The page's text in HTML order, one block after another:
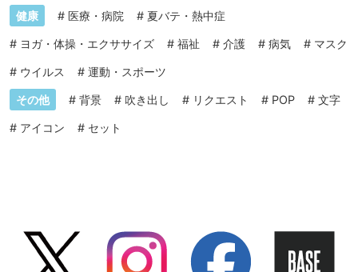
健康 # 医療・病院 # 夏バテ・熱中症
# ヨガ・体操・エクササイズ # 福祉 # 介護 # 病気 # マスク
# ウイルス # 運動・スポーツ
その他 # 背景 # 吹き出し # リクエスト # POP # 文字
# アイコン # セット